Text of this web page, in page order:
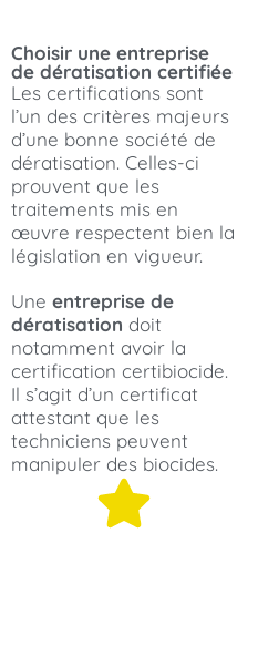
Choisir une entreprise
de dératisation certifiée
Les certifications sont
l’un des critères majeurs
d’une bonne société de
dératisation. Celles-ci
prouvent que les
traitements mis en
œuvre respectent bien la
législation en vigueur.
Une entreprise de
dératisation doit
notamment avoir la
certification certibiocide.
Il s’agit d’un certificat
attestant que les
techniciens peuvent
manipuler des biocides.